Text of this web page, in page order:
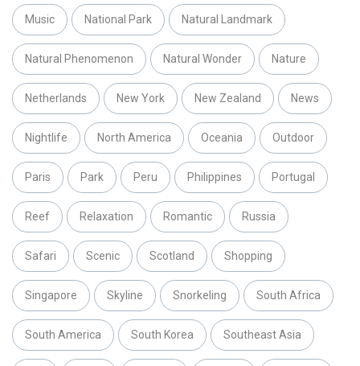
Music National Park Natural Landmark
Natural Phenomenon Natural Wonder Nature
Netherlands New York New Zealand News
Nightlife North America Oceania Outdoor
Paris Park Peru Philippines Portugal
Reef Relaxation Romantic Russia
Safari Scenic Scotland Shopping
Singapore Skyline Snorkeling South Africa
South America South Korea Southeast Asia